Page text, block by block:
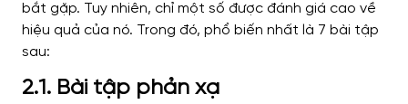
bắt gặp. Tuy nhiên, chỉ một số được đánh giá cao về
hiệu quả của nó. Trong đó, phổ biến nhất là 7 bài tập
sau:
2.1. Bài tập phản xạ